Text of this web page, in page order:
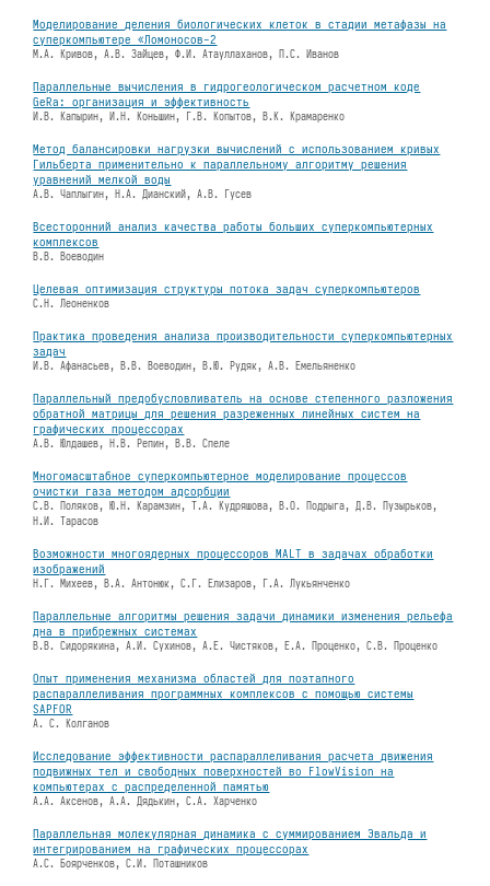
Моделирование деления биологических клеток в стадии метафазы на
суперкомпьютере «Ломоносов-2
М.А. Кривов, А.В. Зайцев, Ф.И. Атауллаханов, П.С. Иванов
Параллельные вычисления в гидрогеологическом расчетном коде
GeRa: организация и эффективность
И.В. Капырин, И.Н. Коньшин, Г.В. Копытов, В.К. Крамаренко
Метод балансировки нагрузки вычислений с использованием кривых
Гильберта применительно к параллельному алгоритму решения
уравнений мелкой воды
А.В. Чаплыгин, Н.А. Дианский, А.В. Гусев
Всесторонний анализ качества работы больших суперкомпьютерных
комплексов
В.В. Воеводин
Целевая оптимизация структуры потока задач суперкомпьютеров
С.Н. Леоненков
Практика проведения анализа производительности суперкомпьютерных
задач
И.В. Афанасьев, В.В. Воеводин, В.Ю. Рудяк, А.В. Емельяненко
Параллельный предобусловливатель на основе степенного разложения
обратной матрицы для решения разреженных линейных систем на
графических процессорах
А.В. Юлдашев, Н.В. Репин, В.В. Спеле
Многомасштабное суперкомпьютерное моделирование процессов
очистки газа методом адсорбции
С.В. Поляков, Ю.Н. Карамзин, Т.А. Кудряшова, В.О. Подрыга, Д.В. Пузырьков,
Н.И. Тарасов
Возможности многоядерных процессоров MALT в задачах обработки
изображений
Н.Г. Михеев, В.А. Антонюк, С.Г. Елизаров, Г.А. Лукьянченко
Параллельные алгоритмы решения задачи динамики изменения рельефа
дна в прибрежных системах
В.В. Сидорякина, А.И. Сухинов, А.Е. Чистяков, Е.А. Проценко, C.B. Проценко
Опыт применения механизма областей для поэтапного
распараллеливания программных комплексов с помощью системы
SAPFOR
А. С. Колганов
Исследование эффективности распараллеливания расчета движения
подвижных тел и свободных поверхностей во FlowVision на
компьютерах с распределенной памятью
А.А. Аксенов, А.А. Дядькин, С.А. Харченко
Параллельная молекулярная динамика с суммированием Эвальда и
интегрированием на графических процессорах
А.С. Боярченков, С.И. Поташников